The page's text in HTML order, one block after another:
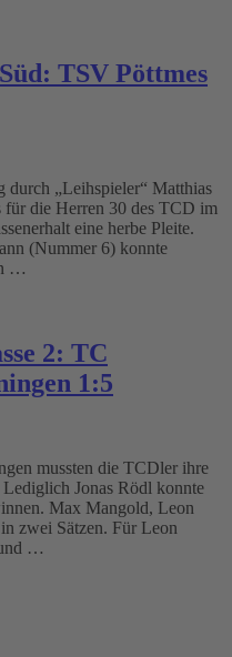
TSV Pöttmes
durch „Leihspieler“ Matthias
die Herren 30 des TCD im
eine herbe Pleite.
(Nummer 6) konnte
…
2: TC
1:5
mussten die TCDler ihre
Jonas Rödl konnte
Max Mangold, Leon
zwei Sätzen. Für Leon
…